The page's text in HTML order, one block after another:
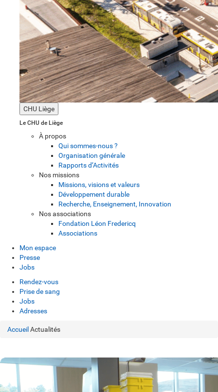
CHU Liège
Le CHU de Liège
À propos
Qui sommes-nous ?
Organisation générale
Rapports d’Activités
Nos missions
Missions, visions et valeurs
Développement durable
Recherche, Enseignement, Innovation
Nos associations
Fondation Léon Fredericq
Associations
Mon espace
Presse
Jobs
Rendez-vous
Prise de sang
Jobs
Adresses
Accueil Actualités